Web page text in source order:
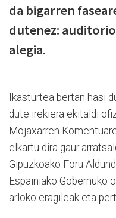
da bigarren
dutenez:
alegia.
Ikasturtea bertan hasi
dute irekiera ekitaldi
Mojaxarren
elkartu dira gaur
Gipuzkoako Foru
Espainiako Gobernuko
arloko eragileak eta